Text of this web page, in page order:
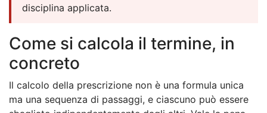
disciplina applicata.
Come si calcola il termine, in
concreto
Il calcolo della prescrizione non è una formula unica
ma una sequenza di passaggi, e ciascuno può essere